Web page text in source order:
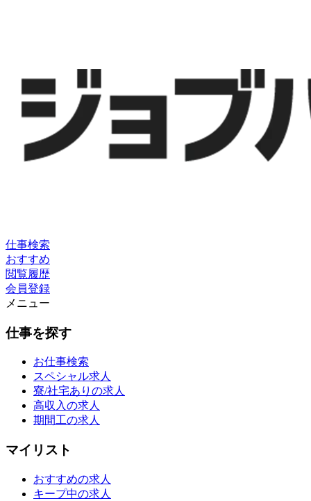
仕事検索
おすすめ
閲覧履歴
会員登録
メニュー
仕事を探す
お仕事検索
スペシャル求人
寮/社宅ありの求人
高収入の求人
期間工の求人
マイリスト
おすすめの求人
キープ中の求人